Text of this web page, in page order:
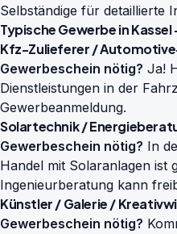
Selbständige für detaillierte
Typische Gewerbe in
Kfz-Zulieferer /
Gewerbeschein nötig? Ja!
Dienstleistungen in der
Gewerbeanmeldung.
Solartechnik /
Gewerbeschein nötig? In
Handel mit Solaranlagen ist
Ingenieurberatung kann
Künstler / Galerie /
Gewerbeschein nötig?